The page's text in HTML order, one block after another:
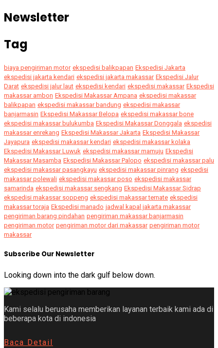
Newsletter
Tag
biaya pengiriman motor ekspedisi balikpapan Ekspedisi Jakarta
ekspedisi jakarta kendari ekspedisi jakarta makassar Ekspedisi Jalur
Darat ekspedisi jalur laut ekspedisi kendari ekspedisi makassar Ekspedisi
makassar ambon Ekspedisi Makassar Ampana ekspedisi makassar
balikpapan ekspedisi makassar bandung ekspedisi makassar
banjarmasin Ekspedisi Makassar Belopa ekspedisi makassar bone
ekspedisi makassar bulukumba Ekspedisi Makassar Donggala ekspedisi
makassar enrekang Ekspedisi Makassar Jakarta Ekspedisi Makassar
Jayapura ekspedisi makassar kendari ekspedisi makassar kolaka
Ekspedisi Makassar Luwuk ekspedisi makassar mamuju Ekspedisi
Makassar Masamba Ekspedisi Makassar Palopo ekspedisi makassar palu
ekspedisi makassar pasangkayu ekspedisi makassar pinrang ekspedisi
makassar polewali ekspedisi makassar poso ekspedisi makassar
samarinda ekspedisi makassar sengkang Ekspedisi Makassar Sidrap
ekspedisi makassar soppeng ekspedisi makassar ternate ekspedisi
makassar toraja Ekspedisi manado jadwal kapal jakarta makassar
pengiriman barang pindahan pengiriman makassar banjarmasin
pengiriman motor pengiriman motor dari makassar pengiriman motor
makassar
Subscribe Our Newsletter
Looking down into the dark gulf below down.
Kami selalu berusaha memberikan layanan terbaik kami ada di
beberapa kota di indonesia
Baca Detail